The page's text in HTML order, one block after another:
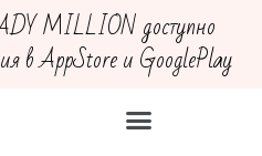
MILLION доступно
в AppStore и GooglePlay